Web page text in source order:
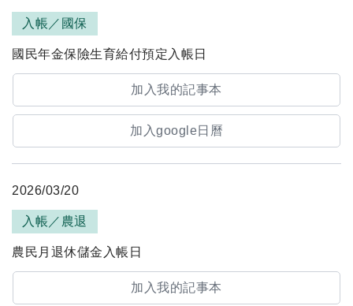
入帳／國保
國民年金保險生育給付預定入帳日
加入我的記事本
加入google日曆
2026/03/20
入帳／農退
農民月退休儲金入帳日
加入我的記事本